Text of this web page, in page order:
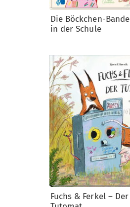
Die Böckchen-Bande
in der Schule
Fuchs & Ferkel – Der